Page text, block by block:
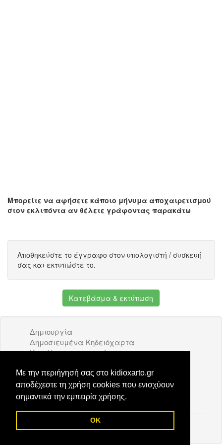
Με την περιήγησή σας στο kidioxarto.gr
αποδέχεστε τη χρήση cookies που ενισχύουν
σημαντικά την εμπειρία χρήσης.
OK
Μπορείτε να αφήσετε κάποιο μήνυμα αποχαιρετισμού
στον εκλιπόντα αν θέλετε γράφοντας παρακάτω
Αποθηκεύστε το έγγραφο στον υπολογιστή / συσκευή
σας και εκτυπώστε το.
Κατεβάσμα & εκτύπωση
Δημιουργία
Δημοσιευμένα Κηδειόχαρτα
Κατάλογος επιχειρήσεων
Διαφήμιση
Επικοινωνία
© 2026 Kidioxarto.gr /Επικοινωνία